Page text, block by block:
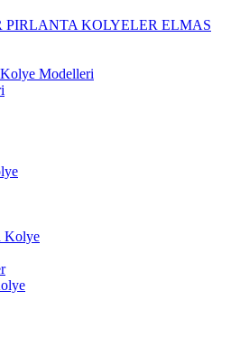
PIRLANTA KOLYELER ELMAS
Modelleri
Kolye